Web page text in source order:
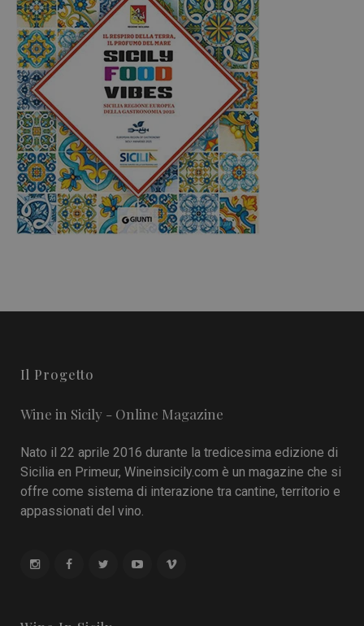
Il Progetto
Wine in Sicily - Online Magazine
Nato il 22 aprile 2016 durante la tredicesima edizione di
Sicilia en Primeur, Wineinsicily.com è un magazine che si
offre come sistema di interazione tra cantine, territorio e
appassionati del vino.